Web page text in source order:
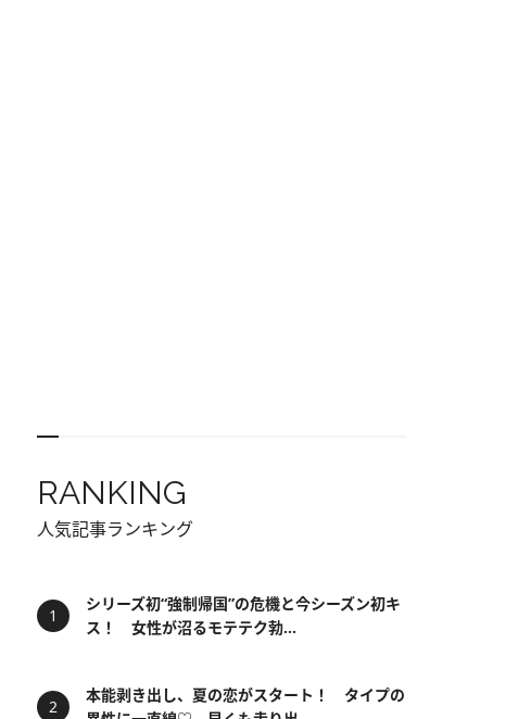
RANKING
人気記事ランキング
シリーズ初“強制帰国”の危機と今シーズン初キ
ス！ 女性が沼るモテテク勃...
本能剥き出し、夏の恋がスタート！ タイプの